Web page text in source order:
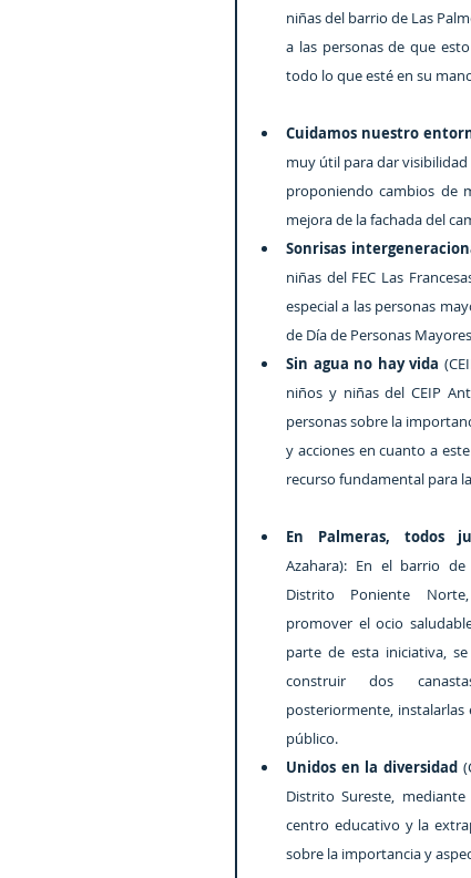
niñas del barrio de Las
a las personas de que
todo lo que esté en su
Cuidamos nuestro
muy útil para dar
proponiendo cambios de
mejora de la fachada del
Sonrisas
niñas del FEC Las
especial a las personas
de Día de Personas
Sin agua no hay vida
niños y niñas del CEIP
personas sobre la
y acciones en cuanto a
recurso fundamental para
En Palmeras, todos
Azahara): En el barrio
Distrito Poniente
promover el ocio
parte de esta iniciativa,
construir dos
posteriormente, instalarlas
público.
Unidos en la diversidad
Distrito Sureste,
centro educativo y la
sobre la importancia y